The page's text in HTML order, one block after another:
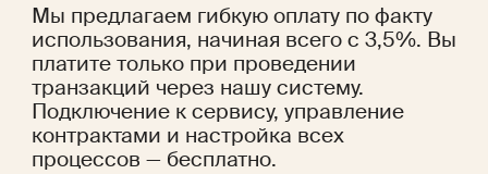
Мы предлагаем гибкую оплату по факту
использования, начиная всего с 3,5%. Вы
платите только при проведении
транзакций через нашу систему.
Подключение к сервису, управление
контрактами и настройка всех
процессов — бесплатно.